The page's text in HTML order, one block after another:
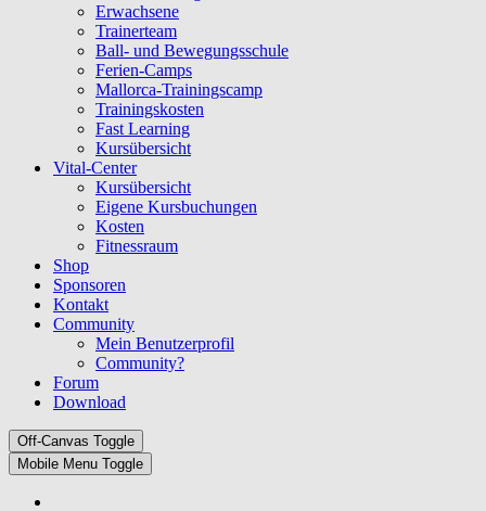
Erwachsene
Trainerteam
Ball- und Bewegungsschule
Ferien-Camps
Mallorca-Trainingscamp
Trainingskosten
Fast Learning
Kursübersicht
Vital-Center
Kursübersicht
Eigene Kursbuchungen
Kosten
Fitnessraum
Shop
Sponsoren
Kontakt
Community
Mein Benutzerprofil
Community?
Forum
Download
Off-Canvas Toggle
Mobile Menu Toggle